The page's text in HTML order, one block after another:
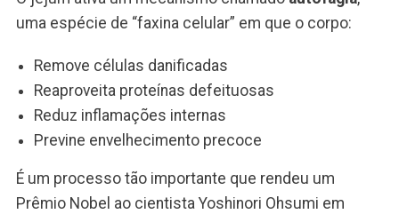
uma espécie de “faxina celular” em que o corpo:
Remove células danificadas
Reaproveita proteínas defeituosas
Reduz inflamações internas
Previne envelhecimento precoce
É um processo tão importante que rendeu um
Prêmio Nobel ao cientista Yoshinori Ohsumi em